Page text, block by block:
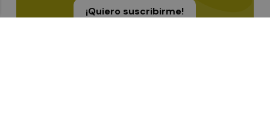
¡Quiero suscribirme!